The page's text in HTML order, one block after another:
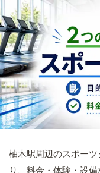
柚木駅周辺のスポー
り、料金・体験・設